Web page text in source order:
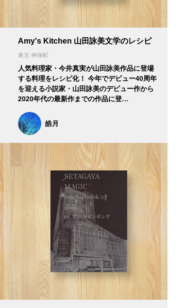
Amy's Kitchen 山田詠美文学のレシピ
東京 神保町
人気料理家・今井真実が山田詠美作品に登場
する料理をレシピ化！ 今年でデビュー40周年
を迎える小説家・山田詠美のデビュー作から
2020年代の最新作までの作品に登…
皓月